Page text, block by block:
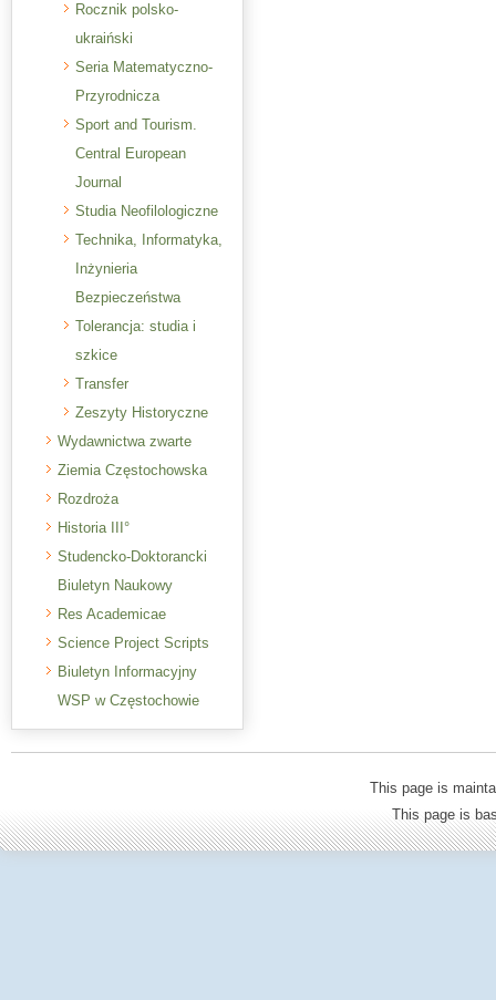
Rocznik polsko-
ukraiński
Seria Matematyczno-
Przyrodnicza
Sport and Tourism.
Central European
Journal
Studia Neofilologiczne
Technika, Informatyka,
Inżynieria
Bezpieczeństwa
Tolerancja: studia i
szkice
Transfer
Zeszyty Historyczne
Wydawnictwa zwarte
Ziemia Częstochowska
Rozdroża
Historia III°
Studencko-Doktorancki
Biuletyn Naukowy
Res Academicae
Science Project Scripts
Biuletyn Informacyjny
WSP w Częstochowie
This page is
This page is